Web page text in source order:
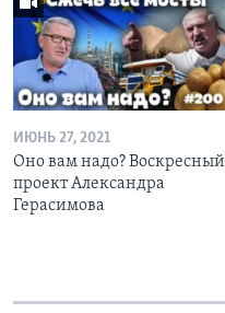
ИЮНЬ 27, 2021
Оно вам надо? Воскресный
проект Александра
Герасимова